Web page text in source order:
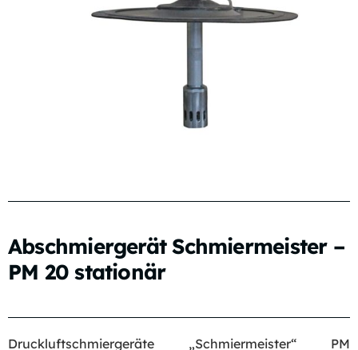
Abschmiergerät Schmiermeister –
PM 20 stationär
Druckluftschmiergeräte „Schmiermeister“ PM